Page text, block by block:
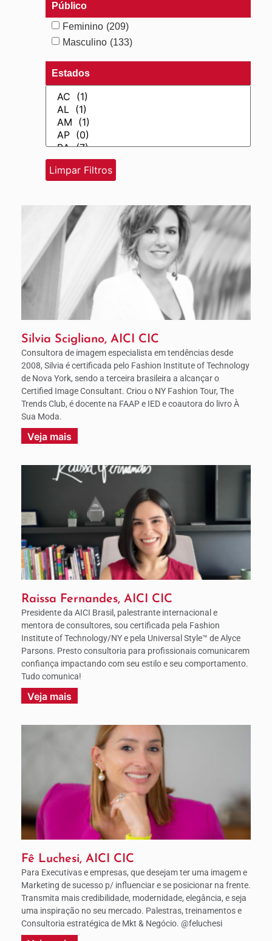
Público
Feminino (209)
Masculino (133)
Estados
Silvia Scigliano, AICI CIC
Consultora de imagem especialista em tendências desde
2008, Silvia é certificada pelo Fashion Institute of Technology
de Nova York, sendo a terceira brasileira a alcançar o
Certified Image Consultant. Criou o NY Fashion Tour, The
Trends Club, é docente na FAAP e IED e coautora do livro À
Sua Moda.
Veja mais
Raissa Fernandes, AICI CIC
Presidente da AICI Brasil, palestrante internacional e
mentora de consultores, sou certificada pela Fashion
Institute of Technology/NY e pela Universal Style™ de Alyce
Parsons. Presto consultoria para profissionais comunicarem
confiança impactando com seu estilo e seu comportamento.
Tudo comunica!
Veja mais
Fê Luchesi, AICI CIC
Para Executivas e empresas, que desejam ter uma imagem e
Marketing de sucesso p/ influenciar e se posicionar na frente.
Transmita mais credibilidade, modernidade, elegância, e seja
uma inspiração no seu mercado. Palestras, treinamentos e
Consultoria estratégica de Mkt & Negócio. @feluchesi